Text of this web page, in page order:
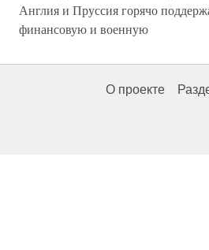
Англия и Пруссия горячо
финансовую и военную
О проекте